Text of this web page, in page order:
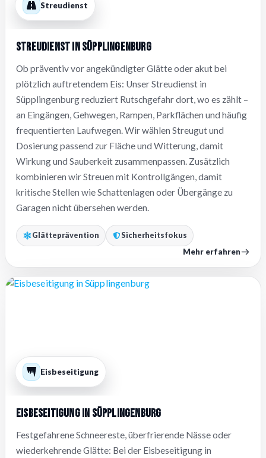
Streudienst
Streudienst in Süpplingenburg
Ob präventiv vor angekündigter Glätte oder akut bei
plötzlich auftretendem Eis: Unser Streudienst in
Süpplingenburg reduziert Rutschgefahr dort, wo es zählt –
an Eingängen, Gehwegen, Rampen, Parkflächen und häufig
frequentierten Laufwegen. Wir wählen Streugut und
Dosierung passend zur Fläche und Witterung, damit
Wirkung und Sauberkeit zusammenpassen. Zusätzlich
kombinieren wir Streuen mit Kontrollgängen, damit
kritische Stellen wie Schattenlagen oder Übergänge zu
Garagen nicht übersehen werden.
Glätteprävention Sicherheitsfokus
Mehr erfahren
Eisbeseitigung
Eisbeseitigung in Süpplingenburg
Festgefahrene Schneereste, überfrierende Nässe oder
wiederkehrende Glätte: Bei der Eisbeseitigung in